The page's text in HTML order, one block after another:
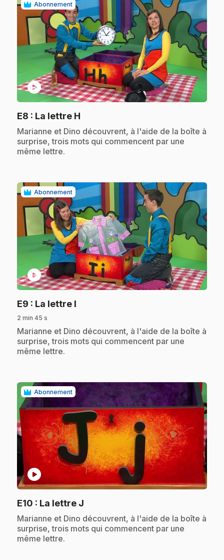
Abonnement
play_circle
E8 : La lettre H
.Marianne et Dino découvrent, à l'aide de la boîte à
surprise, trois mots qui commencent par une
même lettre.
Abonnement
play_circle
E9 : La lettre I
2 min 45 s
.Marianne et Dino découvrent, à l'aide de la boîte à
surprise, trois mots qui commencent par une
même lettre.
Abonnement
play_circle
E10 : La lettre J
.Marianne et Dino découvrent, à l'aide de la boîte à
surprise, trois mots qui commencent par une
même lettre.